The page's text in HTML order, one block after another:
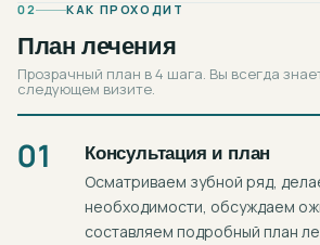
02 КАК ПРОХОДИТ
План лечения
Прозрачный план в 4 шага. Вы всегда
следующем визите.
01 Консультация и план
Осматриваем зубной ряд,
необходимости, обсуждаем
составляем подробный план